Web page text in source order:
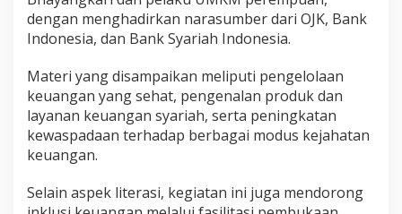
dengan menghadirkan narasumber dari OJK, Bank
Indonesia, dan Bank Syariah Indonesia.
Materi yang disampaikan meliputi pengelolaan
keuangan yang sehat, pengenalan produk dan
layanan keuangan syariah, serta peningkatan
kewaspadaan terhadap berbagai modus kejahatan
keuangan.
Selain aspek literasi, kegiatan ini juga mendorong